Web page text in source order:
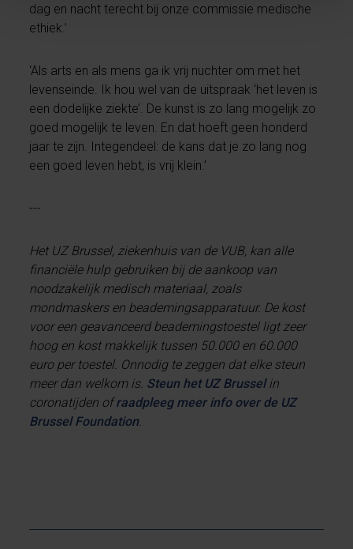
dag en nacht terecht bij onze commissie medische
ethiek.’
‘Als arts en als mens ga ik vrij nuchter om met het
levenseinde. Ik hou wel van de uitspraak ‘het leven is
een dodelijke ziekte’. De kunst is zo lang mogelijk zo
goed mogelijk te leven. En dat hoeft geen honderd
jaar te zijn. Integendeel: de kans dat je zo lang nog
een goed leven hebt, is vrij klein.’
---
Het UZ Brussel, ziekenhuis van de VUB, kan alle
financiële hulp gebruiken bij de aankoop van
noodzakelijk medisch materiaal, zoals
mondmaskers en beademingsapparatuur. De kost
voor een geavanceerd beademingstoestel ligt zeer
hoog en kost makkelijk tussen 50.000 en 60.000
euro per toestel. Onnodig te zeggen dat elke steun
meer dan welkom is. Steun het UZ Brusselin
coronatijden ofraadpleeg meer info over de UZ
Brussel Foundation.